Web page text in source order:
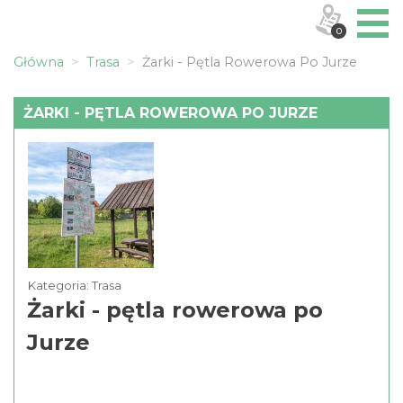
Główna Trasa Żarki - Pętla Rowerowa Po Jurze
ŻARKI - PĘTLA ROWEROWA PO JURZE
Kategoria: Trasa
Żarki - pętla rowerowa po
Jurze
0